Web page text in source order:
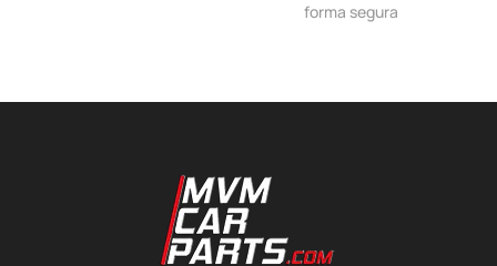
forma segura